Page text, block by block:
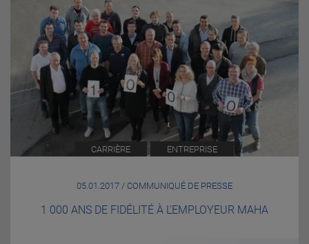
CARRIÈRE ENTREPRISE
05.01.2017 / COMMUNIQUÉ DE PRESSE
1 000 ANS DE FIDÉLITÉ À L’EMPLOYEUR MAHA